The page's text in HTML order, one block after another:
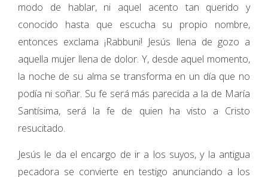
modo de hablar, ni aquel acento tan querido y
conocido hasta que escucha su propio nombre,
entonces exclama ¡Rabbuni! Jesús llena de gozo a
aquella mujer llena de dolor. Y, desde aquel momento,
la noche de su alma se transforma en un día que no
podía ni soñar. Su fe será más parecida a la de María
Santísima, será la fe de quien ha visto a Cristo
resucitado.
Jesús le da el encargo de ir a los suyos, y la antigua
pecadora se convierte en testigo anunciando a los